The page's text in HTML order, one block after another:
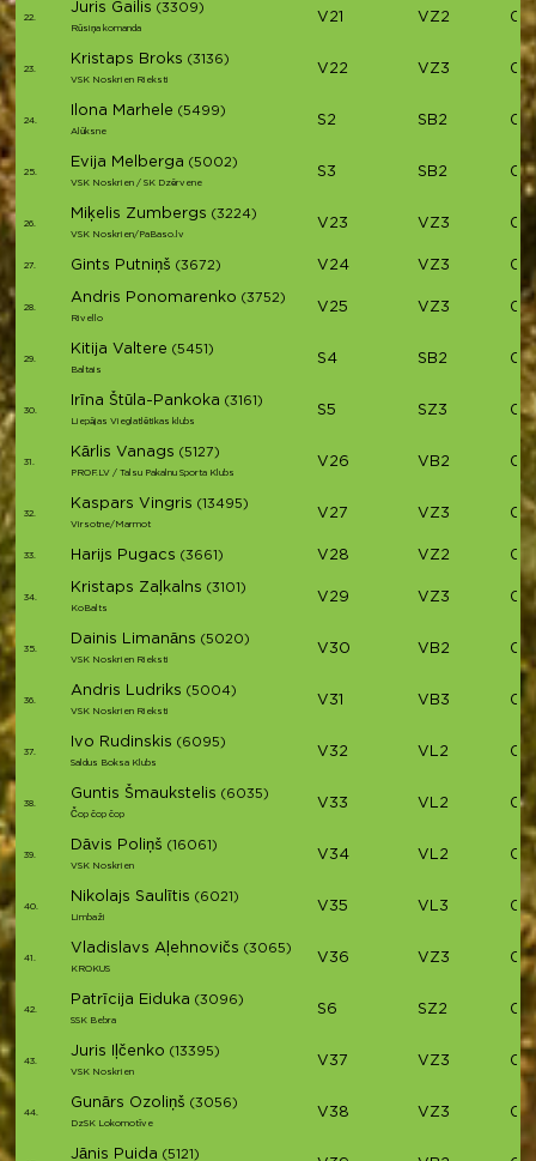
22.
Juris Gailis (3309)
Rūsiņa komanda
V21 VZ2
23.
Kristaps Broks (3136)
VSK Noskrien Rieksti
V22 VZ3
24.
Ilona Marhele (5499)
Alūksne
S2 SB2
25.
Evija Melberga (5002)
VSK Noskrien / SK Dzērvene
S3 SB2
26.
Miķelis Zumbergs (3224)
VSK Noskrien/PaBaso.lv
V23 VZ3
27. Gints Putniņš (3672) V24 VZ3
28.
Andris Ponomarenko (3752)
Rivello
V25 VZ3
29.
Kitija Valtere (5451)
Baltais
S4 SB2
30.
Irīna Štūla-Pankoka (3161)
Liepājas Vieglatlētikas klubs
S5 SZ3
31.
Kārlis Vanags (5127)
PROF.LV / Talsu Pakalnu Sporta Klubs
V26 VB2
32.
Kaspars Vingris (13495)
Virsotne/Marmot
V27 VZ3
33. Harijs Pugacs (3661) V28 VZ2
34.
Kristaps Zaļkalns (3101)
KoBalts
V29 VZ3
35.
Dainis Limanāns (5020)
VSK Noskrien Rieksti
V30 VB2
36.
Andris Ludriks (5004)
VSK Noskrien Rieksti
V31 VB3
37.
Ivo Rudinskis (6095)
Saldus Boksa Klubs
V32 VL2
38.
Guntis Šmaukstelis (6035)
Čop čop čop
V33 VL2
39.
Dāvis Poliņš (16061)
VSK Noskrien
V34 VL2
40.
Nikolajs Saulītis (6021)
Limbaži
V35 VL3
41.
Vladislavs Aļehnovičs (3065)
KROKUS
V36 VZ3
42.
Patrīcija Eiduka (3096)
SSK Bebra
S6 SZ2
43.
Juris Iļčenko (13395)
VSK Noskrien
V37 VZ3
44.
Gunārs Ozoliņš (3056)
DzSK Lokomotīve
V38 VZ3
Jānis Puida (5121)